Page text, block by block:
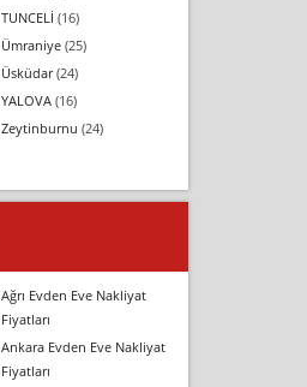
TUNCELİ (16)
Ümraniye(25)
Üsküdar(24)
YALOVA(16)
Zeytinburnu (24)
Ağrı Evden Eve Nakliyat
Fiyatları
Ankara Evden Eve Nakliyat
Fiyatları